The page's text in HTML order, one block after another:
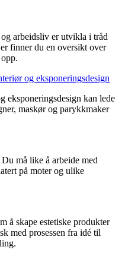
arbeidsliv er utvikla i tråd
finner du en oversikt over
og eksponeringsdesign
eksponeringsdesign kan lede
maskør og parykkmaker
må like å arbeide med
på moter og ulike
å skape estetiske produkter
med prosessen fra idé til